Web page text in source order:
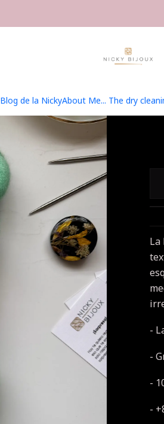
Blog de la NickyAbout Me... The dry
La
-
-
-
-